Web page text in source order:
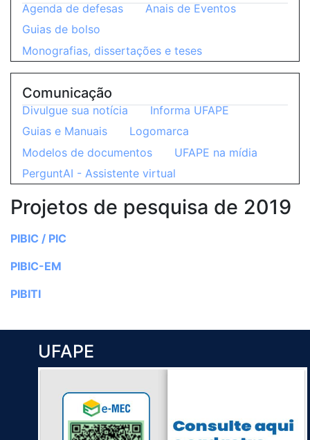
Projetos de pesquisa de 2019
PIBIC / PIC
PIBIC-EM
PIBITI
Agenda de defesas
Anais de Eventos
Guias de bolso
Monografias, dissertações e teses
Comunicação
Divulgue sua notícia
Informa UFAPE
Guias e Manuais
Logomarca
Modelos de documentos
UFAPE na mídia
PerguntAI - Assistente virtual
UFAPE